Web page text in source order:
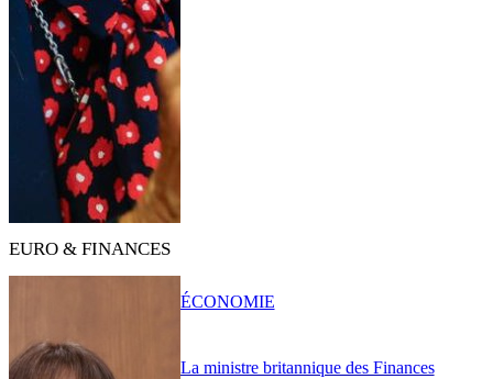
EURO & FINANCES
La ministre britannique des Finances
ÉCONOMIE